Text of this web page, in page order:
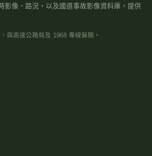
影像、路況，以及國道事故影像資料庫，提供
與高速公路局及 1968 專線無關。